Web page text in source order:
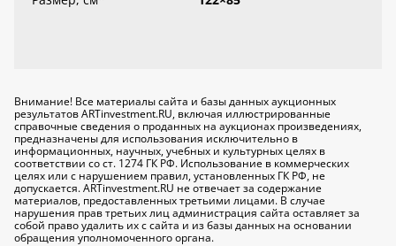
Внимание! Все материалы сайта и базы данных аукционных
результатов ARTinvestment.RU, включая иллюстрированные
справочные сведения о проданных на аукционах произведениях,
предназначены для использования исключительно в
информационных, научных, учебных и культурных целях в
соответствии со ст. 1274 ГК РФ. Использование в коммерческих
целях или с нарушением правил, установленных ГК РФ, не
допускается. ARTinvestment.RU не отвечает за содержание
материалов, предоставленных третьими лицами. В случае
нарушения прав третьих лиц администрация сайта оставляет за
собой право удалить их с сайта и из базы данных на основании
обращения уполномоченного органа.